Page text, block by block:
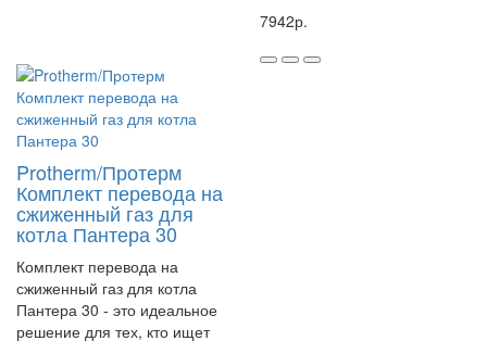
7942р.
Protherm/Протерм
Комплект перевода на
сжиженный газ для
котла Пантера 30
Комплект перевода на
сжиженный газ для котла
Пантера 30 - это идеальное
решение для тех, кто ищет